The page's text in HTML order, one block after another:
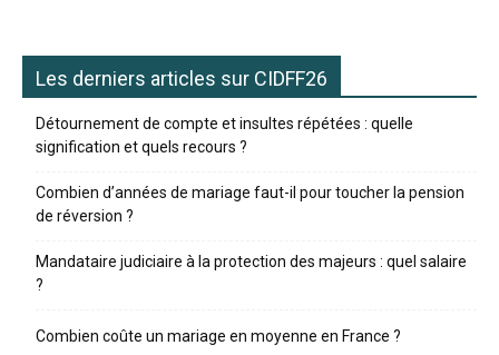
Les derniers articles sur CIDFF26
Détournement de compte et insultes répétées : quelle
signification et quels recours ?
Combien d’années de mariage faut-il pour toucher la pension
de réversion ?
Mandataire judiciaire à la protection des majeurs : quel salaire
?
Combien coûte un mariage en moyenne en France ?